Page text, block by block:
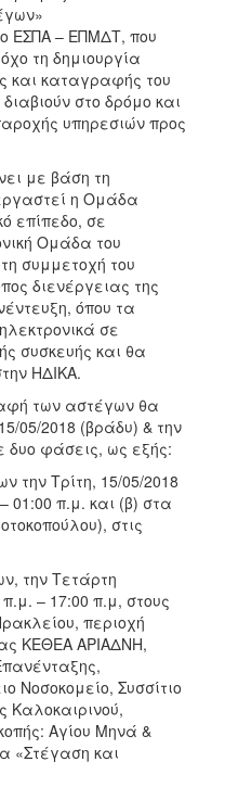
ΕΣΠΑ – ΕΠΜΔΤ, που
τη δημιουργία
και καταγραφής του
στο δρόμο και
υπηρεσιών προς
με βάση τη
η Ομάδα
επίπεδο, σε
Ομάδα του
συμμετοχή του
διενέργειας της
όπου τα
σε
συσκευής και θα
ΗΔΙΚΑ.
των αστέγων θα
05/2018 (βράδυ) & την
δυο φάσεις, ως εξής:
Τρίτη, 15/05/2018
01:00 π.μ. και (β) στα
στις
την Τετάρτη
– 17:00 π.μ, στους
περιοχή
ΚΕΘΕΑ ΑΡΙΑΔΝΗ,
Νοσοκομείο, Συσσίτιο
Καλοκαιρινού,
Αγίου Μηνά &
«Στέγαση και